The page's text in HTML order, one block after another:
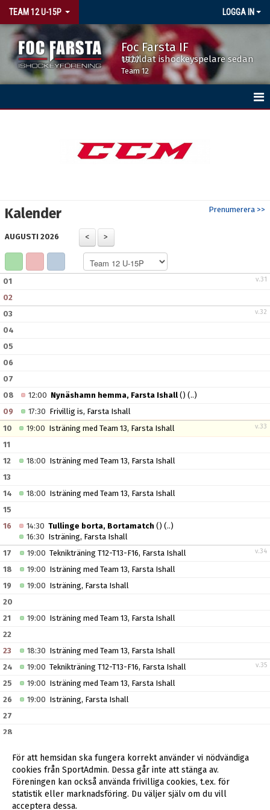
TEAM 12 U-15P LOGGA IN
Foc Farsta IF
Utbildat ishockeyspelare sedan 1977
Team 12
Prenumerera >>
Kalender
AUGUSTI 2026
v.31
01
02
v.32
03
04
05
06
07
08
12:00 Nynäshamn hemma, Farsta Ishall () (..)
09
17:30 Frivillig is, Farsta Ishall
v.33
10 19:00 Isträning med Team 13, Farsta Ishall
11
12
18:00 Isträning med Team 13, Farsta Ishall
13
14
18:00 Isträning med Team 13, Farsta Ishall
15
16
14:30 Tullinge borta, Bortamatch () (..)
16:30 Isträning, Farsta Ishall
v.34
17 19:00 Teknikträning T12-T13-F16, Farsta Ishall
18
19:00 Isträning med Team 13, Farsta Ishall
19
19:00 Isträning, Farsta Ishall
20
21
19:00 Isträning med Team 13, Farsta Ishall
22
23
18:30 Isträning med Team 13, Farsta Ishall
v.35
24 19:00 Teknikträning T12-T13-F16, Farsta Ishall
25
19:00 Isträning med Team 13, Farsta Ishall
26
19:00 Isträning, Farsta Ishall
27
28
15:00 Huddinge borta, Bortamatch (..)
19:00Teknikträning T12-T13-F16, Farsta Ishall
För att hemsidan ska fungera korrekt använder vi nödvändiga
cookies från SportAdmin. Dessa går inte att stänga av.
Föreningen kan också använda frivilliga cookies, t.ex. för
statistik eller marknadsföring. Du väljer själv om du vill
acceptera dessa.